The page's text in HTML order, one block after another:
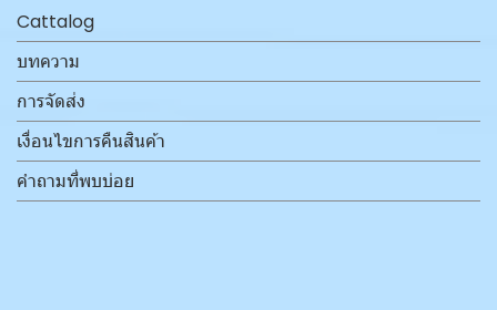
Cattalog
บทความ
การจัดส่ง
เงื่อนไขการคืนสินค้า
คำถามที่พบบ่อย